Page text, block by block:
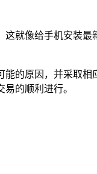
就像给手机安装
的原因，并采取
的顺利进行。